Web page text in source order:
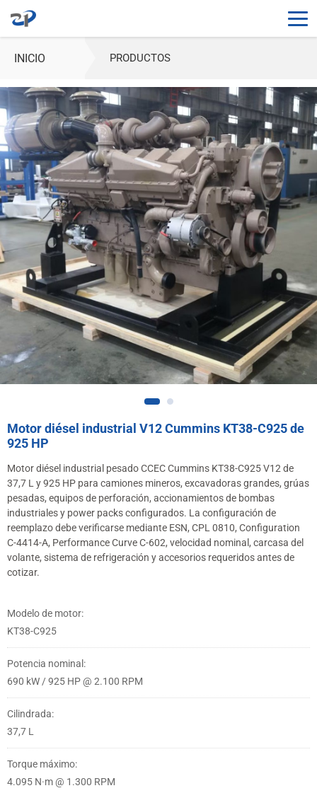
INICIO PRODUCTOS
Motor diésel industrial V12 Cummins KT38-C925 de
925 HP
Motor diésel industrial pesado CCEC Cummins KT38-C925 V12 de
37,7 L y 925 HP para camiones mineros, excavadoras grandes, grúas
pesadas, equipos de perforación, accionamientos de bombas
industriales y power packs configurados. La configuración de
reemplazo debe verificarse mediante ESN, CPL 0810, Configuration
C-4414-A, Performance Curve C-602, velocidad nominal, carcasa del
volante, sistema de refrigeración y accesorios requeridos antes de
cotizar.
Modelo de motor:
KT38-C925
Potencia nominal:
690 kW / 925 HP @ 2.100 RPM
Cilindrada:
37,7 L
Torque máximo:
4.095 N·m @ 1.300 RPM